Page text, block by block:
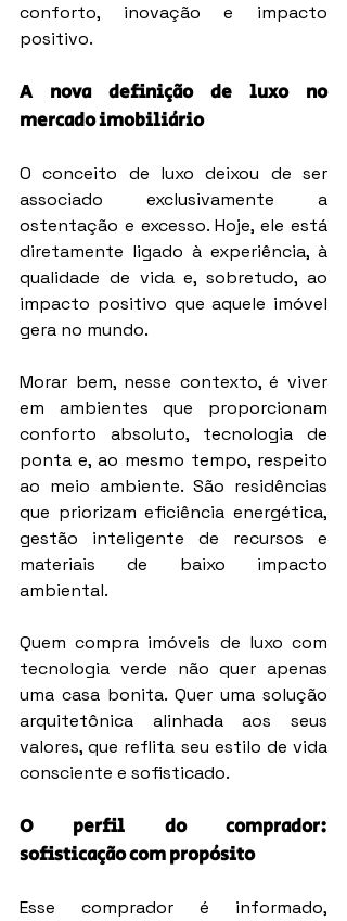
conforto, inovação e impacto
positivo.
A nova definição de luxo no
mercado imobiliário
O conceito de luxo deixou de ser
associado exclusivamente a
ostentação e excesso. Hoje, ele está
diretamente ligado à experiência, à
qualidade de vida e, sobretudo, ao
impacto positivo que aquele imóvel
gera no mundo.
Morar bem, nesse contexto, é viver
em ambientes que proporcionam
conforto absoluto, tecnologia de
ponta e, ao mesmo tempo, respeito
ao meio ambiente. São residências
que priorizam eficiência energética,
gestão inteligente de recursos e
materiais de baixo impacto
ambiental.
Quem compra imóveis de luxo com
tecnologia verde não quer apenas
uma casa bonita. Quer uma solução
arquitetônica alinhada aos seus
valores, que reflita seu estilo de vida
consciente e sofisticado.
O perfil do comprador:
sofisticação com propósito
Esse comprador é informado,